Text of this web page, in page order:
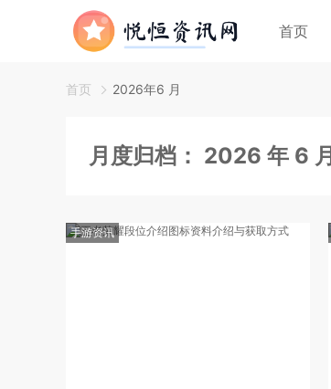
首页
首页 2026年6 月
月度归档： 2026 年 6 月
手游资讯